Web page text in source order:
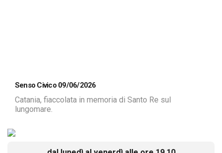
Senso Civico 09/06/2026
Catania, fiaccolata in memoria di Santo Re sul
lungomare.